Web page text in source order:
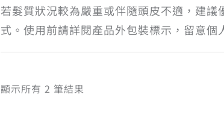
若髮質狀況較為嚴重或伴隨頭皮不適，建
式。使用前請詳閱產品外包裝標示，留意
顯示所有 2 筆結果